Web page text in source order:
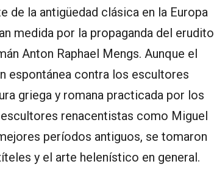
de la antigüedad clásica en la Europa
medida por la propaganda del erudito
Anton Raphael Mengs. Aunque el
espontánea contra los escultores
griega y romana practicada por los
renacentistas como Miguel
períodos antiguos, se tomaron
y el arte helenístico en general.